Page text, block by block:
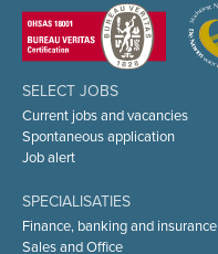
SELECT JOBS
Current jobs and vacancies
Spontaneous application
Job alert
SPECIALISATIES
Finance, banking and insurance
Sales and Office